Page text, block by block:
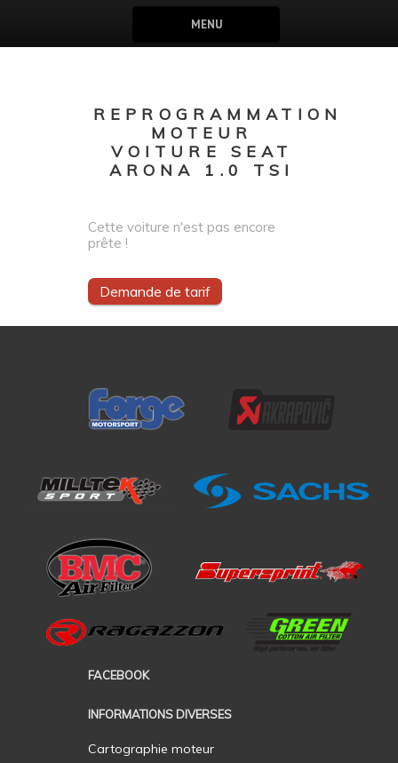
MENU
REPROGRAMMATION
MOTEUR
VOITURE SEAT
ARONA 1.0 TSI
Cette voiture n'est pas encore
prête !
Demande de tarif
FACEBOOK
INFORMATIONS DIVERSES
Cartographie moteur